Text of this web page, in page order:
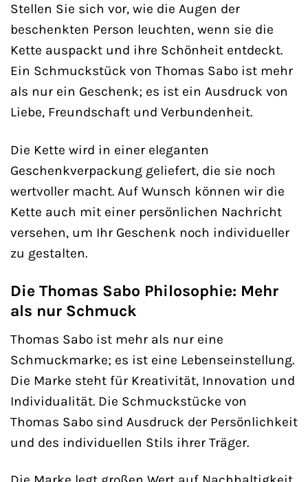
Stellen Sie sich vor, wie die Augen der
beschenkten Person leuchten, wenn sie die
Kette auspackt und ihre Schönheit entdeckt.
Ein Schmuckstück von Thomas Sabo ist mehr
als nur ein Geschenk; es ist ein Ausdruck von
Liebe, Freundschaft und Verbundenheit.
Die Kette wird in einer eleganten
Geschenkverpackung geliefert, die sie noch
wertvoller macht. Auf Wunsch können wir die
Kette auch mit einer persönlichen Nachricht
versehen, um Ihr Geschenk noch individueller
zu gestalten.
Die Thomas Sabo Philosophie: Mehr
als nur Schmuck
Thomas Sabo ist mehr als nur eine
Schmuckmarke; es ist eine Lebenseinstellung.
Die Marke steht für Kreativität, Innovation und
Individualität. Die Schmuckstücke von
Thomas Sabo sind Ausdruck der Persönlichkeit
und des individuellen Stils ihrer Träger.